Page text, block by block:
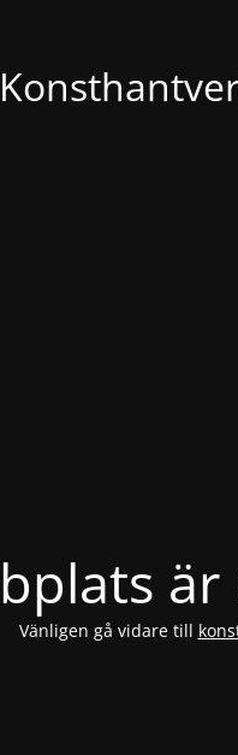
Vänligen gå vidare till